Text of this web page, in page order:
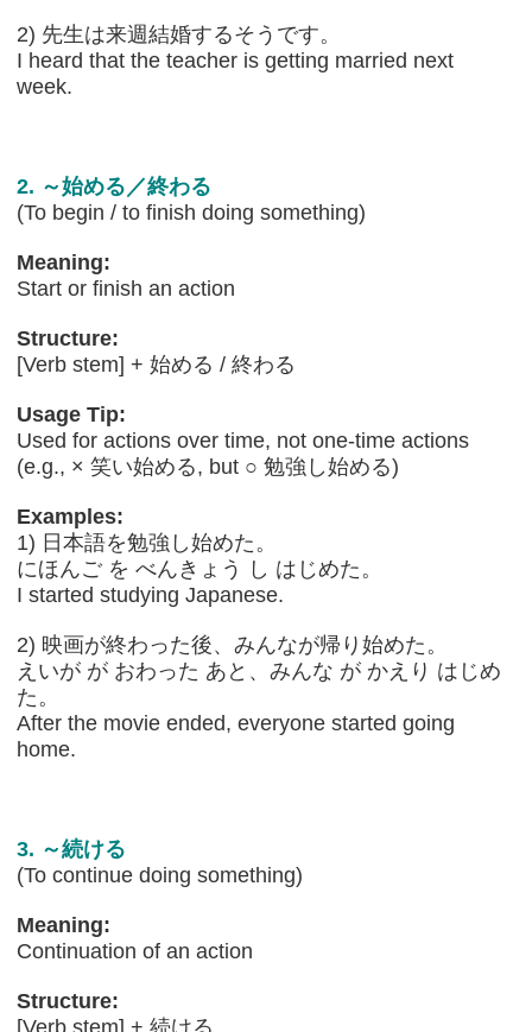
2) 先生は来週結婚するそうです。
I heard that the teacher is getting married next
week.
2. ～始める／終わる
(To begin / to finish doing something)
Meaning:
Start or finish an action
Structure:
[Verb stem] + 始める / 終わる
Usage Tip:
Used for actions over time, not one-time actions
(e.g., × 笑い始める, but ○ 勉強し始める)
Examples:
1) 日本語を勉強し始めた。
にほんご を べんきょう し はじめた。
I started studying Japanese.
2) 映画が終わった後、みんなが帰り始めた。
えいが が おわった あと、みんな が かえり はじめ
た。
After the movie ended, everyone started going
home.
3. ～続ける
(To continue doing something)
Meaning:
Continuation of an action
Structure: